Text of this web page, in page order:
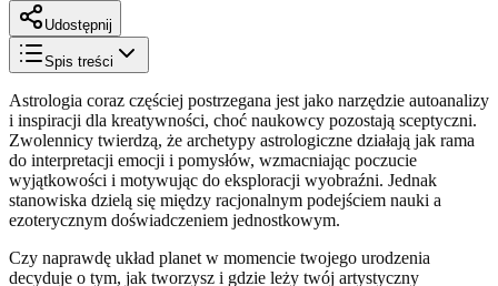
Udostępnij
Spis treści
Astrologia coraz częściej postrzegana jest jako narzędzie autoanalizy
i inspiracji dla kreatywności, choć naukowcy pozostają sceptyczni.
Zwolennicy twierdzą, że archetypy astrologiczne działają jak rama
do interpretacji emocji i pomysłów, wzmacniając poczucie
wyjątkowości i motywując do eksploracji wyobraźni. Jednak
stanowiska dzielą się między racjonalnym podejściem nauki a
ezoterycznym doświadczeniem jednostkowym.
Czy naprawdę układ planet w momencie twojego urodzenia
decyduje o tym, jak tworzysz i gdzie leży twój artystyczny